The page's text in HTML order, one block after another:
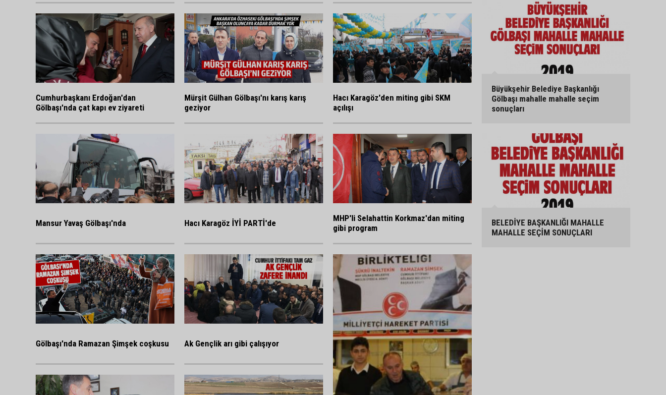
Cumhurbaşkanı Erdoğan'dan
Gölbaşı'nda çat kapı ev ziyareti
Mürşit Gülhan Gölbaşı'nı karış karış
geziyor
Hacı Karagöz'den miting gibi SKM
açılışı
Mansur Yavaş Gölbaşı'nda Hacı Karagöz İYİ PARTİ'de
MHP'li Selahattin Korkmaz'dan miting
gibi program
Gölbaşı'nda Ramazan Şimşek coşkusu Ak Gençlik arı gibi çalışıyor
Büyükşehir Belediye Başkanlığı
Gölbaşı mahalle mahalle seçim
sonuçları
BELEDİYE BAŞKANLIĞI MAHALLE
MAHALLE SEÇİM SONUÇLARI